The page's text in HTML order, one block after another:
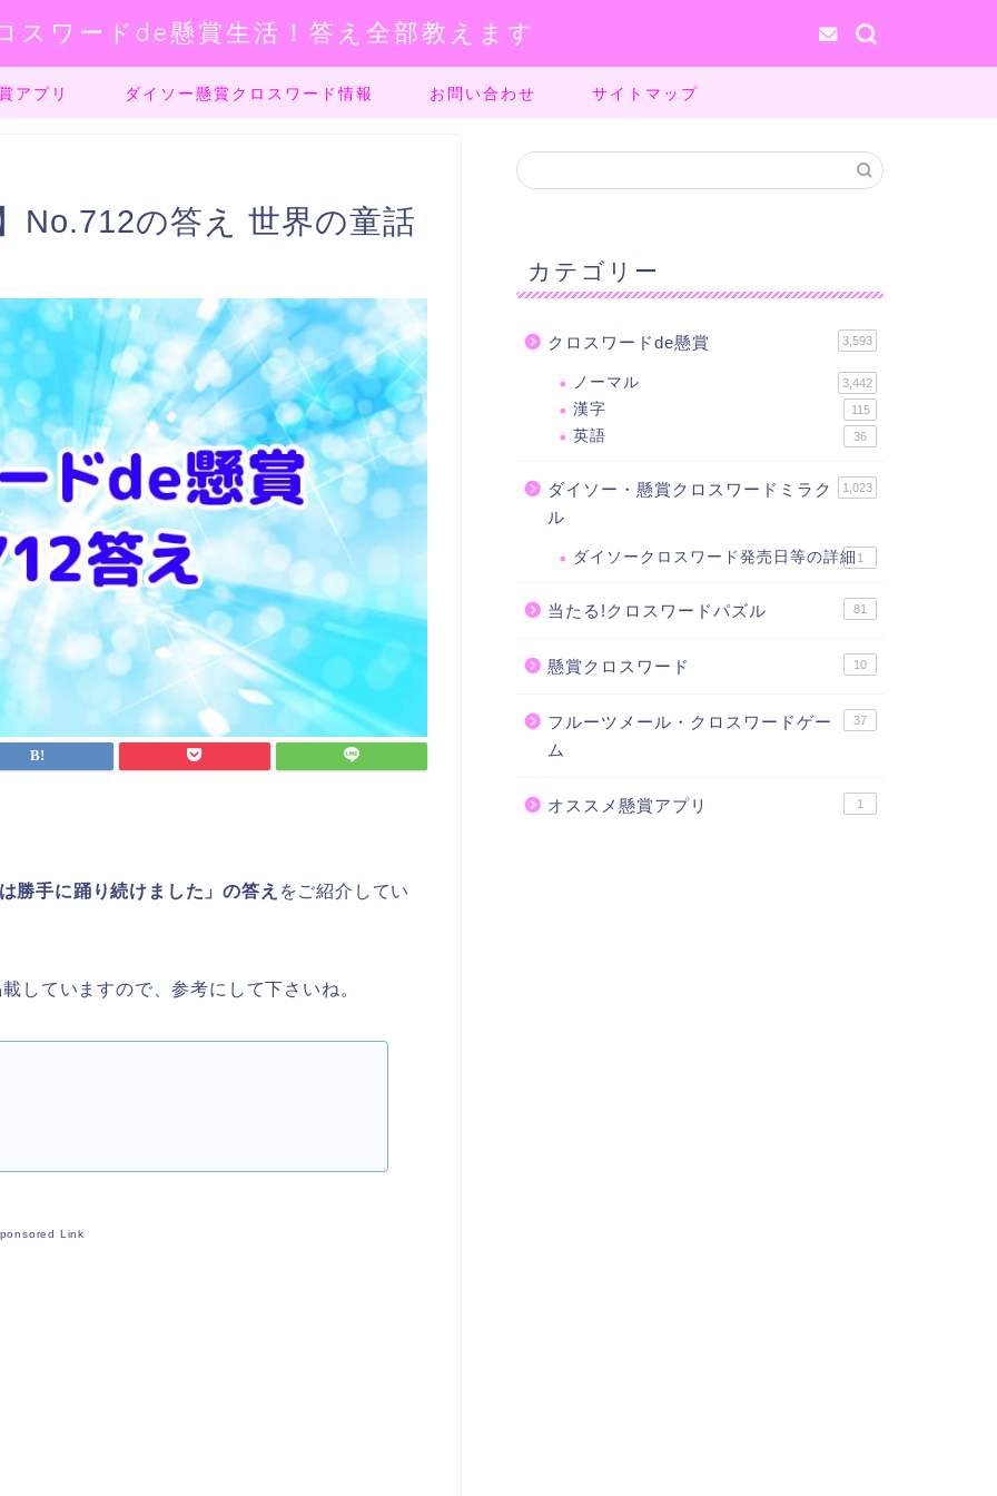
スワードde懸賞生活！答え全部教えます
アプリ ダイソー懸賞クロスワード情報 お問い合わせ サイトマップ
No.712の答え 世界の童話
勝手に踊り続けました」の答え をご紹介してい
していますので、参考にして下さいね。
Link
カテゴリー
クロスワードde懸賞 3,593
ノーマル 3,442
漢字 115
英語 36
ダイソー・懸賞クロスワードミラク
ル
1,023
ダイソークロスワード発売日等の詳細 1
当たる!クロスワードパズル 81
懸賞クロスワード 10
フルーツメール・クロスワードゲー
ム
37
オススメ懸賞アプリ 1